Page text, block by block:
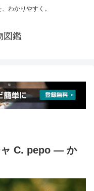
わかりやすく。
図鑑
ャ C. pepo ― か